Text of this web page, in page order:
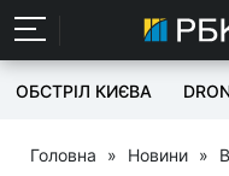
ОБСТРІЛ КИЄВА
Головна » Новини »